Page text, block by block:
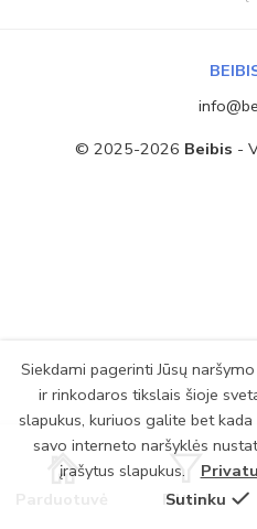
© 2025-2026 Beibis -
Filtrai
Siekdami pagerinti Jūsų
ir rinkodaros tikslais šioje
slapukus, kuriuos galite bet
savo interneto naršyklės
įrašytus slapukus.
Sutinku